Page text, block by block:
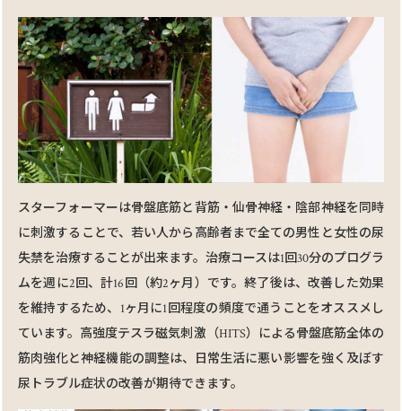
スターフォーマーは⾻盤底筋と背筋・仙⾻神経・陰部神経を同時
に刺激することで、若い⼈から⾼齢者まで全ての男性と⼥性の尿
失禁を治療することが出来ます。治療コースは1回30分のプログラ
ムを週に2回、計16回（約2ヶ⽉）です。終了後は、改善した効果
を維持するため、1ヶ⽉に1回程度の頻度で通うことをオススメし
ています。⾼強度テスラ磁気刺激（HITS）による⾻盤底筋全体の
筋⾁強化と神経機能の調整は、⽇常⽣活に悪い影響を強く及ぼす
尿トラブル症状の改善が期待できます。